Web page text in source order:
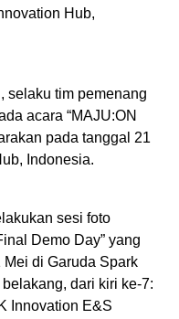
Hub,
selaku tim pemenang
acara “MAJU:ON
pada tanggal 21
Indonesia.
sesi foto
Demo Day” yang
di Garuda Spark
dari kiri ke-7:
Innovation E&S